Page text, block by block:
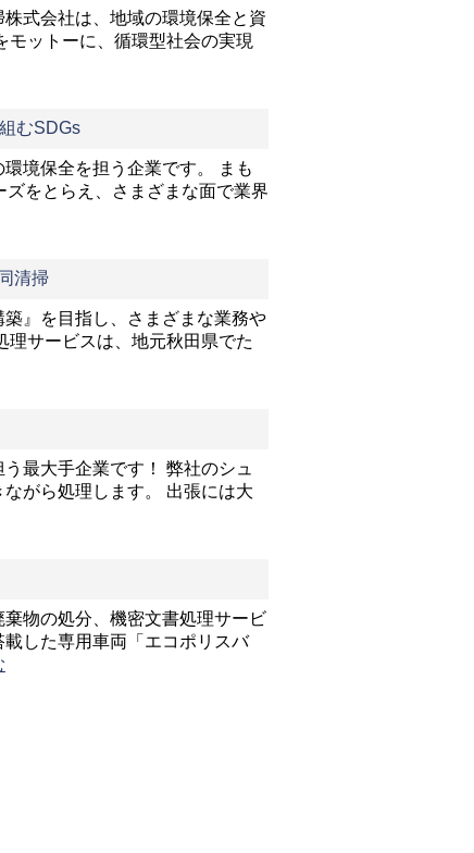
式会社は、地域の環境保全と資
ットーに、循環型社会の実現
むSDGs
境保全を担う企業です。 まも
をとらえ、さまざまな面で業界
清掃
』を目指し、さまざまな業務や
サービスは、地元秋田県でた
最大手企業です！ 弊社のシュ
がら処理します。 出張には大
物の処分、機密文書処理サービ
した専用車両「エコポリスバ